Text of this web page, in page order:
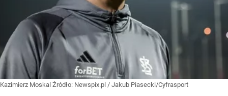
Kazimierz Moskal Źródło: Newspix.pl / Jakub Piasecki/Cyfrasport